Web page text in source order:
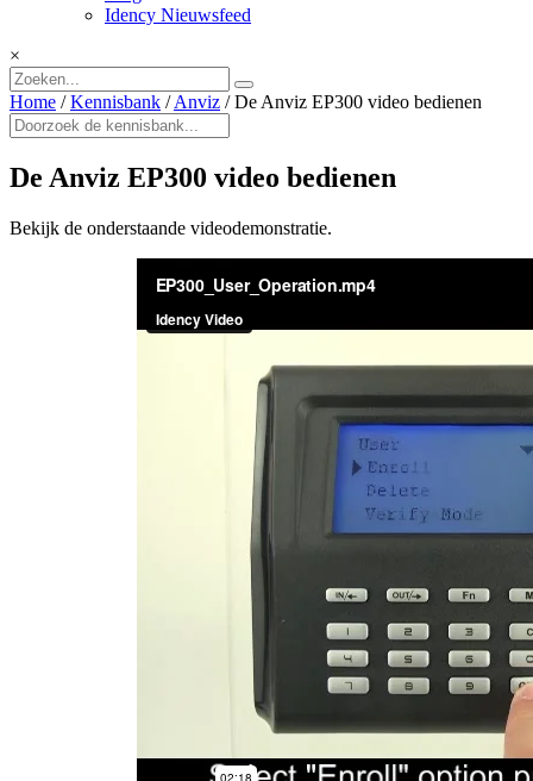
Idency Nieuwsfeed
×
Home / Kennisbank /Anviz / De Anviz EP300 video bedienen
De Anviz EP300 video bedienen
Bekijk de onderstaande videodemonstratie.